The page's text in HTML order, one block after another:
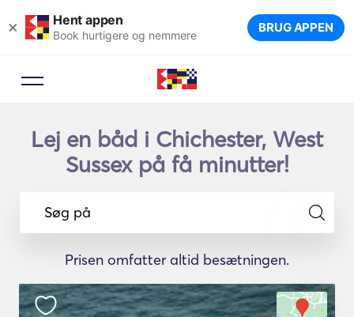
× Hent appen
Book hurtigere og nemmere BRUG APPEN
Lej en båd i Chichester, West
Sussex på få minutter!
Søg på
Prisen omfatter altid besætningen.